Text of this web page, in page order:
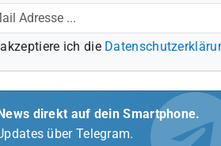
ich die
direkt auf dein Smartphone.
über Telegram.